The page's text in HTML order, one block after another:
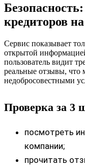
кредиторов
Сервис показывает
открытой
пользователь видит
реальные отзывы, что
недобросовестными
Проверка за 3
посмотреть
компании;
прочитать